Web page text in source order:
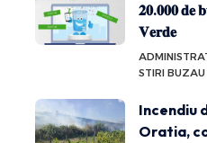
𝟐𝟎.𝟎𝟎𝟎 𝐝𝐞
𝐕𝐞𝐫𝐝𝐞
STIRI BUZAU
Incendiu
Oratia,